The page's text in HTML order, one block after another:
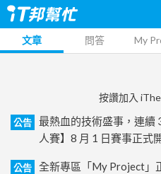
文章 問答 My
按讚加入
公告
最熱血的技術盛事，連續
人賽】8 月 1 日賽事正式
公告
全新專區「My Project」